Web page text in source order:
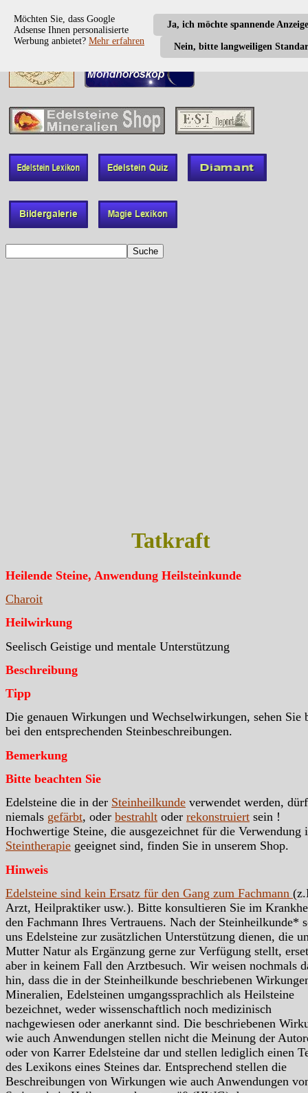
Ja, ich möchte spannende
Nein, bitte langweiligen
Möchten Sie, dass Google
Adsense Ihnen personalisierte
Werbung anbietet? Mehr erfahren
Tatkraft
Heilende Steine, Anwendung Heilsteinkunde
Charoit
Heilwirkung
Seelisch Geistige und mentale Unterstützung
Beschreibung
Tipp
Die genauen Wirkungen und Wechselwirkungen, sehen Sie
bei den entsprechenden Steinbeschreibungen.
Bemerkung
Bitte beachten Sie
Edelsteine die in der Steinheilkunde verwendet werden,
niemals gefärbt, oder bestrahlt oder rekonstruiert sein !
Hochwertige Steine, die ausgezeichnet für die Verwendung
Steintherapie geeignet sind, finden Sie in unserem Shop.
Hinweis
Edelsteine sind kein Ersatz für den Gang zum Fachmann
Arzt, Heilpraktiker usw.). Bitte konsultieren Sie im
den Fachmann Ihres Vertrauens. Nach der Steinheilkunde*
uns Edelsteine zur zusätzlichen Unterstützung dienen, die
Mutter Natur als Ergänzung gerne zur Verfügung stellt,
aber in keinem Fall den Arztbesuch. Wir weisen nochmals
hin, dass die in der Steinheilkunde beschriebenen
Mineralien, Edelsteinen umgangssprachlich als Heilsteine
bezeichnet, weder wissenschaftlich noch medizinisch
nachgewiesen oder anerkannt sind. Die beschriebenen
wie auch Anwendungen stellen nicht die Meinung der
oder von Karrer Edelsteine dar und stellen lediglich einen
des Lexikons eines Steines dar. Entsprechend stellen die
Beschreibungen von Wirkungen wie auch Anwendungen